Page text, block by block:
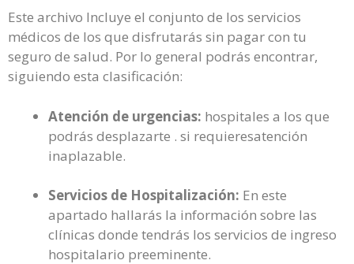
Este archivo Incluye el conjunto de los servicios
médicos de los que disfrutarás sin pagar con tu
seguro de salud. Por lo general podrás encontrar,
siguiendo esta clasificación:
Atención de urgencias: hospitales a los que
podrás desplazarte . si requieresatención
inaplazable.
Servicios de Hospitalización: En este
apartado hallarás la información sobre las
clínicas donde tendrás los servicios de ingreso
hospitalario preeminente.